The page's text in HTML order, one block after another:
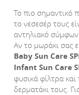
Το πιο σημαντικό
το νεσεσέρ τους
αντηλιακό
Αν το μωράκι σας
BabySun Care
Infant Sun Care
φυσικά φίλτρα
δερματάκι τους.